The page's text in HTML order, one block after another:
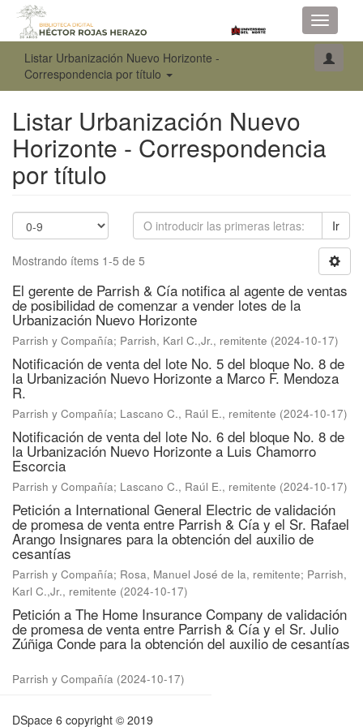
Toggle
Listar Urbanización Nuevo Horizonte -
Correspondencia por título
Listar Urbanización Nuevo
Horizonte - Correspondencia
por título
Ir
Mostrando ítems 1-5 de 5
El gerente de Parrish & Cía notifica al agente de ventas
de posibilidad de comenzar a vender lotes de la
Urbanización Nuevo Horizonte
Parrish y Compañía; Parrish, Karl C.,Jr., remitente (2024-10-17)
Notificación de venta del lote No. 5 del bloque No. 8 de
la Urbanización Nuevo Horizonte a Marco F. Mendoza
R.
Parrish y Compañía; Lascano C., Raúl E., remitente (2024-10-17)
Notificación de venta del lote No. 6 del bloque No. 8 de
la Urbanización Nuevo Horizonte a Luis Chamorro
Escorcia
Parrish y Compañía; Lascano C., Raúl E., remitente (2024-10-17)
Petición a International General Electric de validación
de promesa de venta entre Parrish & Cía y el Sr. Rafael
Arango Insignares para la obtención del auxilio de
cesantías
Parrish y Compañía; Rosa, Manuel José de la, remitente; Parrish,
Karl C.,Jr., remitente (2024-10-17)
Petición a The Home Insurance Company de validación
de promesa de venta entre Parrish & Cía y el Sr. Julio
Zúñiga Conde para la obtención del auxilio de cesantías
Parrish y Compañía (2024-10-17)
DSpace 6 copyright © 2019